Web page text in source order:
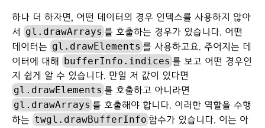
하나 더 하자면, 어떤 데이터의 경우 인덱스를 사용하지 않아
서
gl.drawArrays 를 호출하는 경우가 있습니다. 어떤
데이터는 gl.drawElements 를 사용하고요. 주어지는 데
이터에 대해 bufferInfo.indices 를 보고 어떤 경우인
지 쉽게 알 수 있습니다. 만일 저 값이 있다면
gl.drawElements 를 호출하고 아니라면
gl.drawArrays 를 호출해야 합니다. 이러한 역할을 수행
하는 twgl.drawBufferInfo 함수가 있습니다. 이는 아